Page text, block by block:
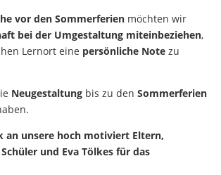
vor den Sommerferien möchten wir
bei der Umgestaltung miteinbeziehen,
Lernort eine persönliche Note zu
Neugestaltung bis zu denSommerferien
an unsere hoch motiviert Eltern,
und Eva Tölkes für das